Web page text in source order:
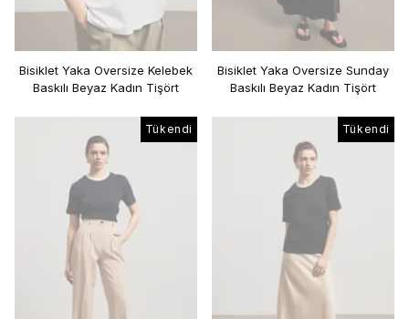
Bisiklet Yaka Oversize Kelebek
Baskılı Beyaz Kadın Tişört
Bisiklet Yaka Oversize Sunday
Baskılı Beyaz Kadın Tişört
Tükendi Tükendi